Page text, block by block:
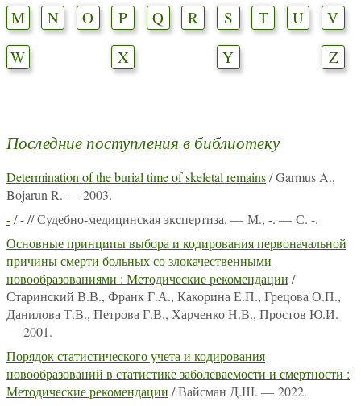
M
N O P Q R S T U
V
W
X Y Z
Последние поступления в библиотеку
Determination of the burial time of skeletal remains/ Garmus A.,
Bojarun R. — 2003.
-/ - // Судебно-медицинская экспертиза. — М., -. — С. -.
Основные принципы выбора и кодирования первоначальной
причины смерти больных со злокачественными
новообразованиями : Методические рекомендации /
Старинский В.В., Франк Г.А., Какорина Е.П., Грецова О.П.,
Данилова Т.В., Петрова Г.В., Харченко Н.В., Простов Ю.И.
— 2001.
Порядок статистического учета и кодирования
новообразований в статистике заболеваемости и смертности :
Методические рекомендации / Вайсман Д.Ш. — 2022.